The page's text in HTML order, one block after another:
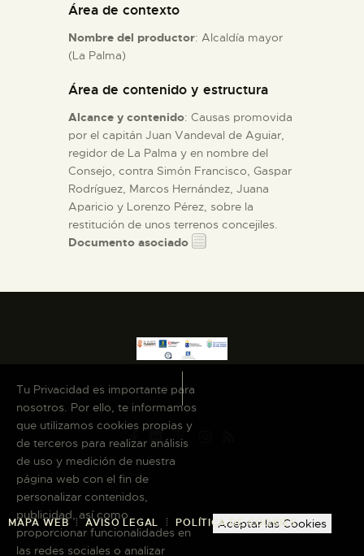
Área de contexto
Nombre del productor: Alcaldía mayor
(La Palma)
Área de contenido y estructura
Alcance y contenido: Causas promovida
por el capitán Juan Vandeval de Aguiar,
regidor de La Palma y en nombre del
Consejo, contra Simón Francisco, Gaspar
Rodríguez, Marcos Hernández, Juana
Aparicio y Lorenzo Pérez, sobre la
restitución de unos terrenos concejiles.
Documento asociado
MAPA WEB AVISO LEGAL POLÍTICA DE COOKIES
Tu Privacidad es importante para
nosotros. Por ello, te informamos
que utilizamos cookies propias y
de terceros para realizar análisis
de uso y medición de nuestra
página web con el fin de
personalizar contenidos,
publicidad, así como
proporcionar funcionalidades en
las redes sociales o analizar
Aceptar las Cookies